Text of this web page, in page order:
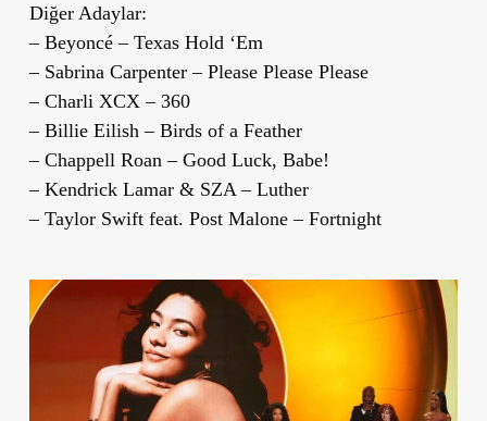
Diğer Adaylar:
– Beyoncé – Texas Hold ‘Em
– Sabrina Carpenter – Please Please Please
– Charli XCX – 360
– Billie Eilish – Birds of a Feather
– Chappell Roan – Good Luck, Babe!
– Kendrick Lamar & SZA – Luther
– Taylor Swift feat. Post Malone – Fortnight